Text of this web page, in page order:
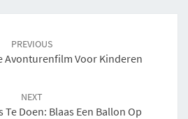
PREVIOUS
Avonturenfilm Voor Kinderen
NEXT
Doen: Blaas Een Ballon Op